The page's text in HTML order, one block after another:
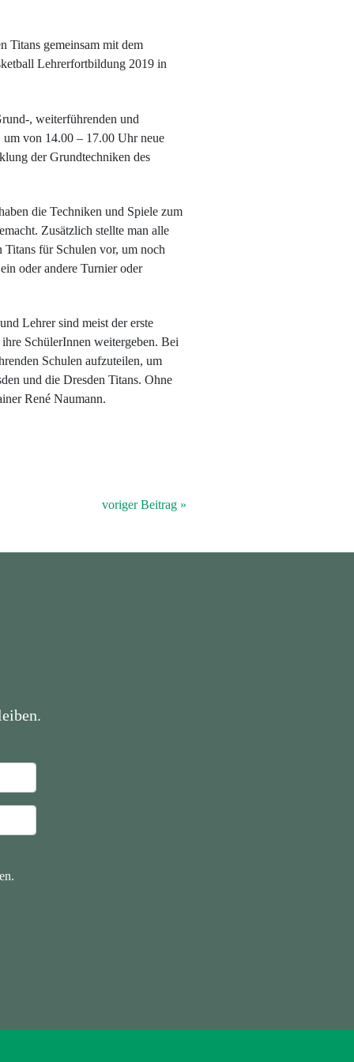
Titans gemeinsam mit dem
Lehrerfortbildung 2019 in
, weiterführenden und
von 14.00 – 17.00 Uhr neue
der Grundtechniken des
die Techniken und Spiele zum
Zusätzlich stellte man alle
für Schulen vor, um noch
oder andere Turnier oder
Lehrer sind meist der erste
SchülerInnen weitergeben. Bei
Schulen aufzuteilen, um
und die Dresden Titans. Ohne
René Naumann.
voriger Beitrag »